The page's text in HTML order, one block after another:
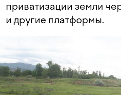
приватизации земли
и другие платформы.